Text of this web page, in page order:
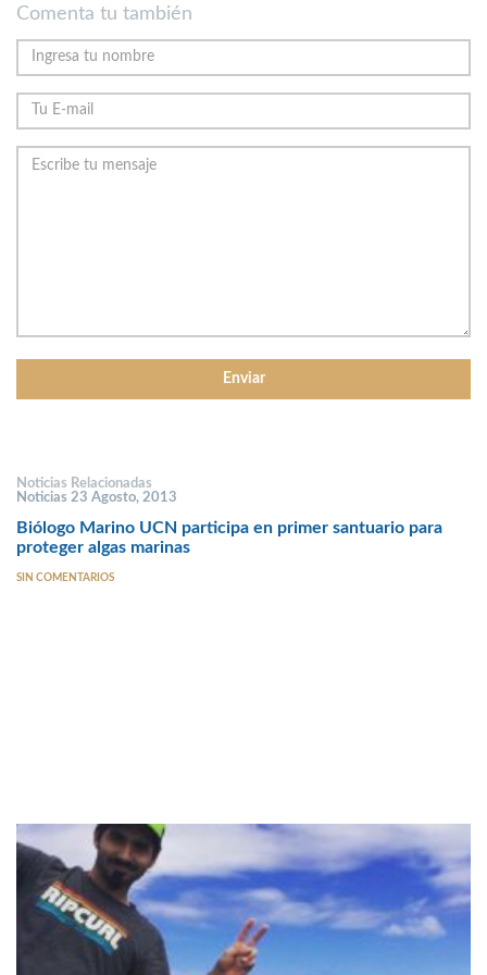
Comenta tu también
Noticias Relacionadas
Noticias 23 Agosto, 2013
Biólogo Marino UCN participa en primer santuario para
proteger algas marinas
SIN COMENTARIOS